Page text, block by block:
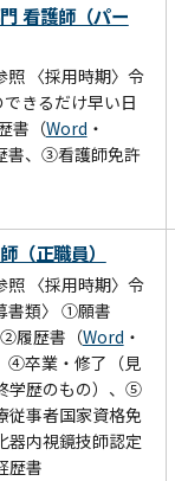
看護師（パー
照 〈採用時期〉令
きるだけ早い日
書（Word ・
書、③看護師免許
（正職員）
照 〈採用時期〉令
書類〉 ①願書
履歴書（Word ・
④卒業・修了（見
学歴のもの）、⑤
事者国家資格免
内視鏡技師認定
歴書